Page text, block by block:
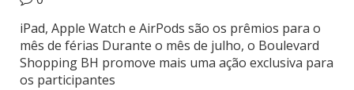
iPad, Apple Watch e AirPods são os prêmios para o
mês de férias Durante o mês de julho, o Boulevard
Shopping BH promove mais uma ação exclusiva para
os participantes